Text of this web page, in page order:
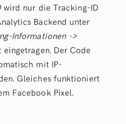
wird nur die Tracking-ID
Backend unter
Informationen ->
Der Code
mit IP-
Gleiches funktioniert
Facebook Pixel.